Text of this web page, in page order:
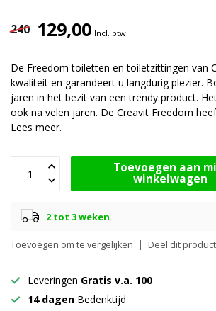
240 129,00 Incl. btw
De Freedom toiletten en toiletzittingen van
kwaliteit en garandeert u langdurig plezier.
jaren in het bezit van een trendy product.
ook na velen jaren. De Creavit Freedom
Lees meer.
Toevoegen aan
winkelwagen
2 tot 3 weken
Toevoegen om te vergelijken Deel dit product
Leveringen Gratis v.a. 100
14 dagen Bedenktijd